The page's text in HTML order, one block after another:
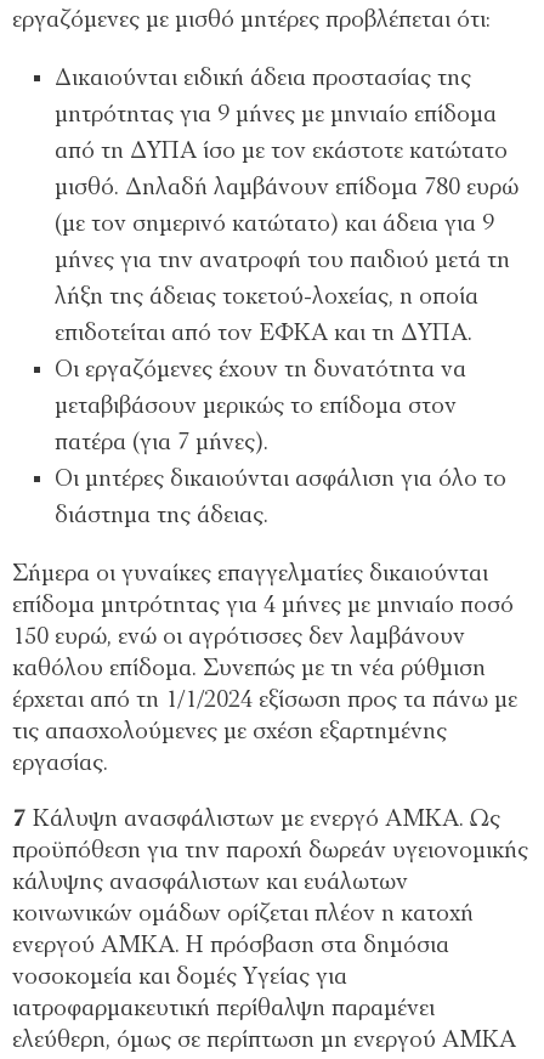
εργαζόμενες με μισθό μητέρες προβλέπεται ότι:
Δικαιούνται ειδική άδεια προστασίας της
μητρότητας για 9 μήνες με μηνιαίο επίδομα
από τη ΔΥΠΑ ίσο με τον εκάστοτε κατώτατο
μισθό. Δηλαδή λαμβάνουν επίδομα 780 ευρώ
(με τον σημερινό κατώτατο) και άδεια για 9
μήνες για την ανατροφή του παιδιού μετά τη
λήξη της άδειας τοκετού-λοχείας, η οποία
επιδοτείται από τον ΕΦΚΑ και τη ΔΥΠΑ.
Οι εργαζόμενες έχουν τη δυνατότητα να
μεταβιβάσουν μερικώς το επίδομα στον
πατέρα (για 7 μήνες).
Οι μητέρες δικαιούνται ασφάλιση για όλο το
διάστημα της άδειας.
Σήμερα οι γυναίκες επαγγελματίες δικαιούνται
επίδομα μητρότητας για 4 μήνες με μηνιαίο ποσό
150 ευρώ, ενώ οι αγρότισσες δεν λαμβάνουν
καθόλου επίδομα. Συνεπώς με τη νέα ρύθμιση
έρχεται από τη 1/1/2024 εξίσωση προς τα πάνω με
τις απασχολούμενες με σχέση εξαρτημένης
εργασίας.
7 Κάλυψη ανασφάλιστων με ενεργό ΑΜΚΑ. Ως
προϋπόθεση για την παροχή δωρεάν υγειονομικής
κάλυψης ανασφάλιστων και ευάλωτων
κοινωνικών ομάδων ορίζεται πλέον η κατοχή
ενεργού ΑΜΚΑ. Η πρόσβαση στα δημόσια
νοσοκομεία και δομές Υγείας για
ιατροφαρμακευτική περίθαλψη παραμένει
ελεύθερη, όμως σε περίπτωση μη ενεργού ΑΜΚΑ